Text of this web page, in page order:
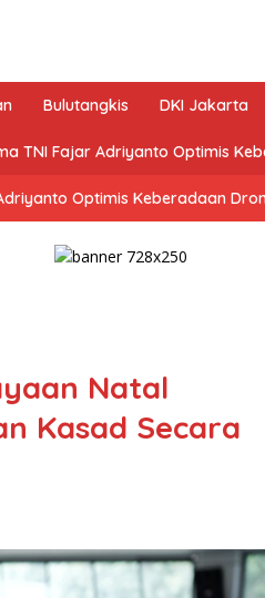
Bulutangkis DKI Jakarta
TNI Fajar Adriyanto Optimis
Optimis Keberadaan
Natal
Kasad Secara